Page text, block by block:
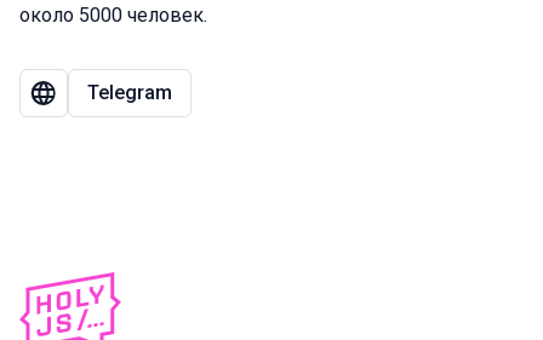
около 5000 человек.
Telegram